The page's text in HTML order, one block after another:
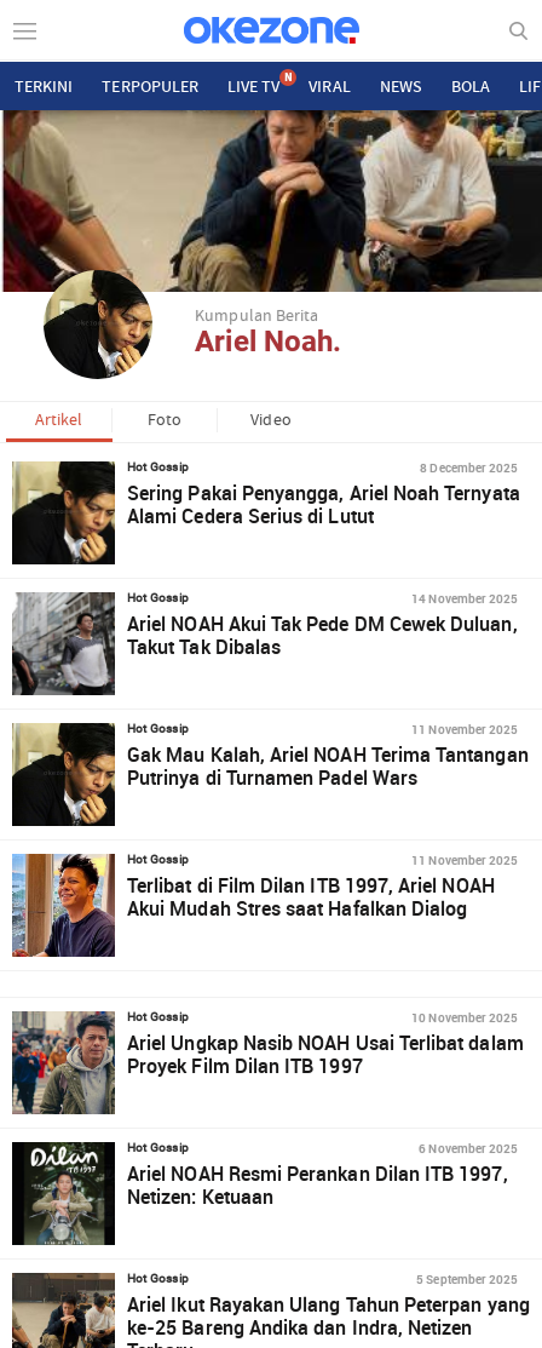
TERKINI TERPOPULER LIVE TV N VIRAL NEWS BOLA
Kumpulan Berita
Ariel Noah.
Artikel Foto Video
Hot Gossip 8 December 2025
Sering Pakai Penyangga, Ariel Noah Ternyata
Alami Cedera Serius di Lutut
Hot Gossip 14 November 2025
Ariel NOAH Akui Tak Pede DM Cewek Duluan,
Takut Tak Dibalas
Hot Gossip 11 November 2025
Gak Mau Kalah, Ariel NOAH Terima Tantangan
Putrinya di Turnamen Padel Wars
Hot Gossip 11 November 2025
Terlibat di Film Dilan ITB 1997, Ariel NOAH
Akui Mudah Stres saat Hafalkan Dialog
Hot Gossip 10 November 2025
Ariel Ungkap Nasib NOAH Usai Terlibat dalam
Proyek Film Dilan ITB 1997
Hot Gossip 6 November 2025
Ariel NOAH Resmi Perankan Dilan ITB 1997,
Netizen: Ketuaan
Hot Gossip 5 September 2025
Ariel Ikut Rayakan Ulang Tahun Peterpan yang
ke-25 Bareng Andika dan Indra, Netizen